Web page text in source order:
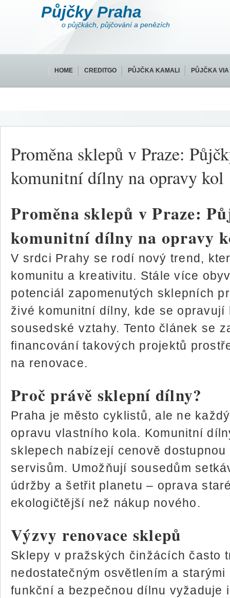
Půjčky Praha
o půjčkách, půjčování a penězích
Proměna sklepů v Praze:
komunitní dílny na opravy kol
Proměna sklepů v Praze:
komunitní dílny na opravy
V srdci Prahy se rodí nový trend,
komunitu a kreativitu. Stále více
potenciál zapomenutých sklepních
živé komunitní dílny, kde se
sousedské vztahy. Tento článek se
financování takových projektů
na renovace.
Proč právě sklepní dílny?
Praha je město cyklistů, ale ne
opravu vlastního kola. Komunitní
sklepech nabízejí cenově
servisům. Umožňují sousedům
údržby a šetřit planetu – oprava
ekologičtější než nákup nového.
Výzvy renovace sklepů
Sklepy v pražských činžácích často
nedostatečným osvětlením a
funkční a bezpečnou dílnu vyžaduje
HOME CREDITGO PŮJČKA KAMALI PŮJČKA VIA